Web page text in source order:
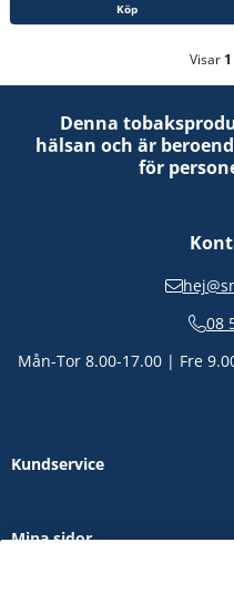
Köp
Visar 1
Denna
hälsan och är
för
08
Mån-Tor 8.00-17.00 | Fre
Kundservice
Mina sidor